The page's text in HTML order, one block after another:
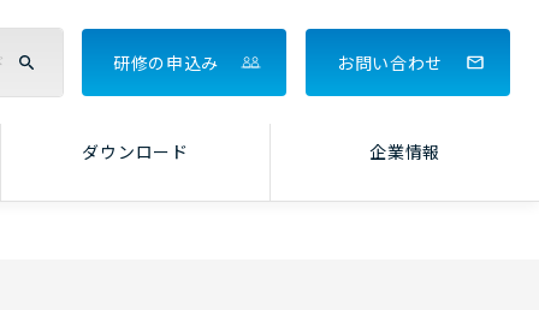
研修の申込み お問い合わせ
ダウンロード 企業情報